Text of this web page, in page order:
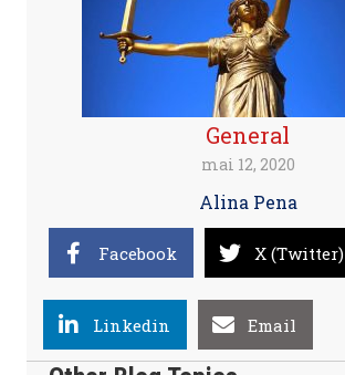
General
mai 12, 2020
Alina Pena
Facebook X (Twitter)
Linkedin Email